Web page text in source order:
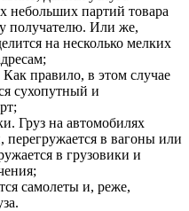
небольших партий товара
получателю. Или же,
на несколько мелких
правило, в этом случае
сухопутный и
Груз на автомобилях
перегружается в вагоны или
в грузовики и
самолеты и, реже,